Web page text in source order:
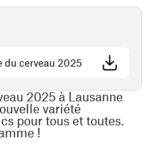
du cerveau 2025 (ouvre une
2025 à Lausanne
variété
pour tous et toutes.
!